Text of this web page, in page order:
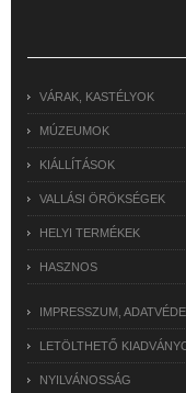
VÁRAK, KASTÉLYOK
MÚZEUMOK
KIÁLLÍTÁSOK
VALLÁSI ÖRÖKSÉGEK
HELYI TERMÉKEK
HASZNOS
IMPRESSZUM,
LETÖLTHETŐ
NYILVÁNOSSÁG